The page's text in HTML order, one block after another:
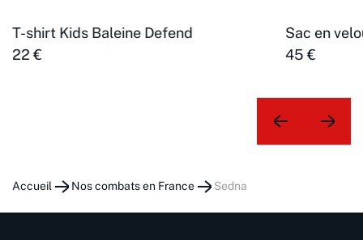
T-shirt Kids Baleine Defend
22 €
Sac en
45 €
Accueil Nos combats en France sedna